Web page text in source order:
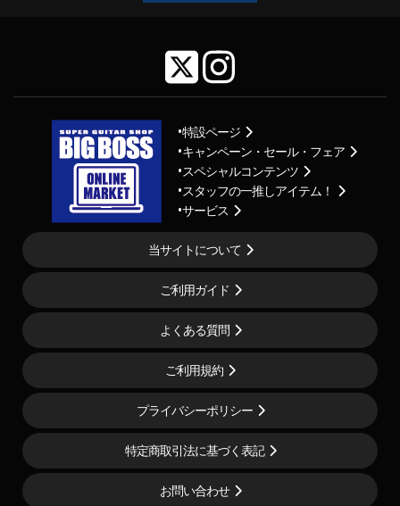
特設ページ
キャンペーン・セール・フェア
スペシャルコンテンツ
スタッフの一推しアイテム！
サービス
当サイトについて
ご利用ガイド
よくある質問
ご利用規約
プライバシーポリシー
特定商取引法に基づく表記
お問い合わせ